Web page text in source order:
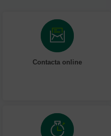
Contacta online